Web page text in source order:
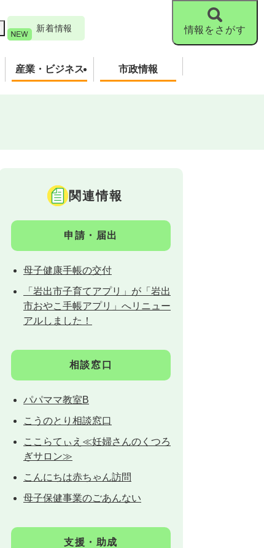
新着情報
産業・ビジネス 市政情報
情報をさがす
関連情報
申請・届出
母子健康手帳の交付
「岩出市子育てアプリ」が「岩出
市おやこ手帳アプリ」へリニュー
アルしました！
相談窓口
パパママ教室B
こうのとり相談窓口
ここらてぃえ≪妊婦さんのくつろ
ぎサロン≫
こんにちは赤ちゃん訪問
母子保健事業のごあんない
支援・助成